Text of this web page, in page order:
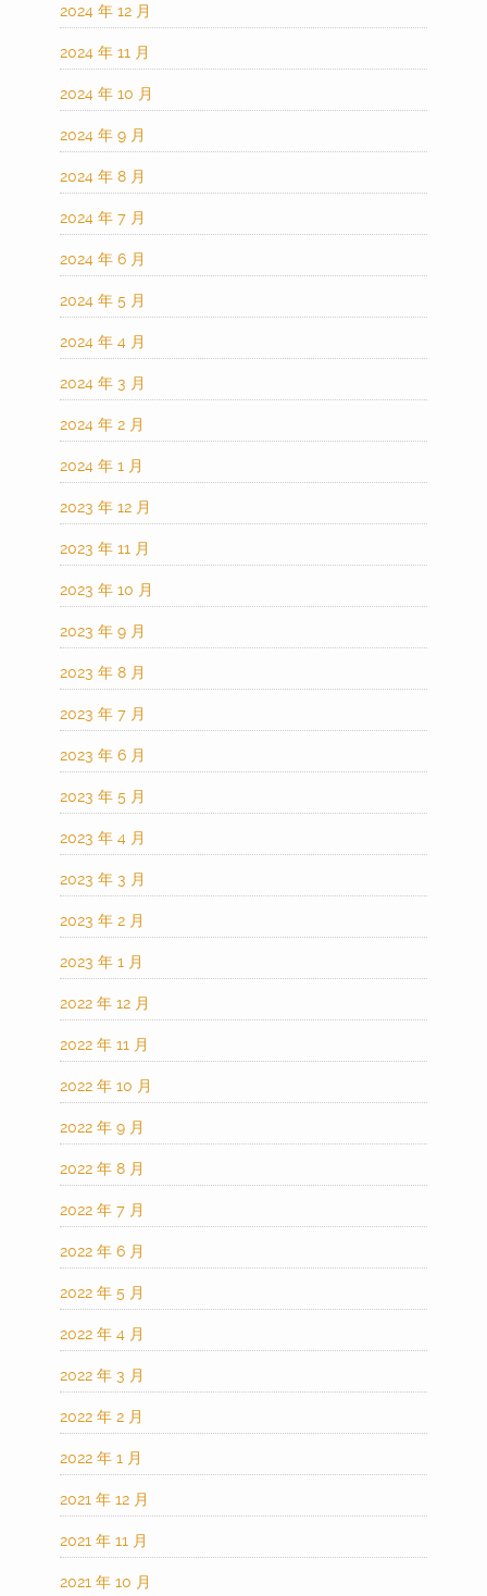
2024 年 12 月
2024 年 11 月
2024 年 10 月
2024 年 9 月
2024 年 8 月
2024 年 7 月
2024 年 6 月
2024 年 5 月
2024 年 4 月
2024 年 3 月
2024 年 2 月
2024 年 1 月
2023 年 12 月
2023 年 11 月
2023 年 10 月
2023 年 9 月
2023 年 8 月
2023 年 7 月
2023 年 6 月
2023 年 5 月
2023 年 4 月
2023 年 3 月
2023 年 2 月
2023 年 1 月
2022 年 12 月
2022 年 11 月
2022 年 10 月
2022 年 9 月
2022 年 8 月
2022 年 7 月
2022 年 6 月
2022 年 5 月
2022 年 4 月
2022 年 3 月
2022 年 2 月
2022 年 1 月
2021 年 12 月
2021 年 11 月
2021 年 10 月